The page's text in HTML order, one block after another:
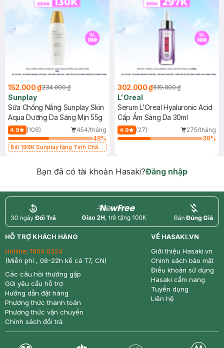
152.000 ₫234.000 ₫
Sunplay
Sữa Chống Nắng Sunplay Skin
Aqua Dưỡng Da Sáng Mịn 55g
4.9 (108)
454/tháng
48%
Bill 199K Sunplay tặng Tinh Chất
302.000 ₫519.000 ₫
L'Oreal
Serum L'Oreal Hyaluronic Acid
Cấp Ẩm Sáng Da 30ml
4.9 (27)
275/tháng
39%
Bạn đã có tài khoản Hasaki?Đăng nhập
return nowfree price
HỖ TRỢ KHÁCH HÀNG
Hotline: 1800 6324
(Miễn phí , 08-22h kể cả T7, CN)
Các câu hỏi thường gặp
Gửi yêu cầu hỗ trợ
Hướng dẫn đặt hàng
Phương thức thanh toán
Phương thức vận chuyển
Chính sách đổi trả
VỀ HASAKI.VN
Giới thiệu Hasaki.vn
Chính sách bảo mật
Điều khoản sử dụng
Hasaki cẩm nang
Tuyển dụng
Liên hệ